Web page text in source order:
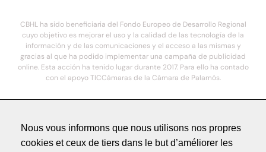
CBHL ha sido beneficiaria del Fondo Europeo de Desarrollo Regional
cuyo objetivo es mejorar el uso y la calidad de las tecnología de la
información y de las comunicaciones y el acceso a las mismas y
gracias al que ha podido implementar una campaña de publicidad
online. Esta acción ha tenido lugar durante 2017. Para ello ha contado
con el apoyo TICCámaras de la Cámara de Palamós.
© 2021. COSTA BRAVA HOTELS DE LUXE - Todos los derechos reservados
Nous vous informons que nous utilisons nos propres
cookies et ceux de tiers dans le but d’améliorer les